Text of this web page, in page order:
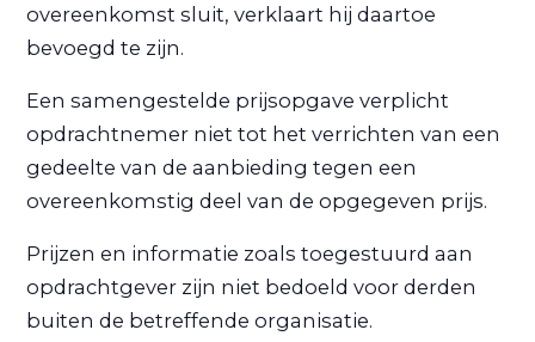
overeenkomst sluit, verklaart hij daartoe
bevoegd te zijn.
Een samengestelde prijsopgave verplicht
opdrachtnemer niet tot het verrichten van een
gedeelte van de aanbieding tegen een
overeenkomstig deel van de opgegeven prijs.
Prijzen en informatie zoals toegestuurd aan
opdrachtgever zijn niet bedoeld voor derden
buiten de betreffende organisatie.